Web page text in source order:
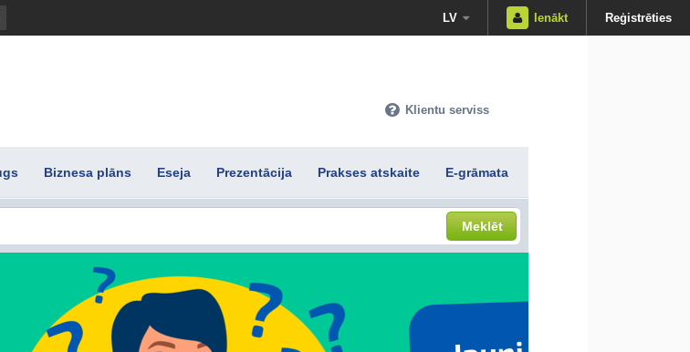
LV Ienākt Reģistrēties
Klientu serviss
Biznesa plāns Eseja Prezentācija Prakses atskaite E-grāmata
Meklēt